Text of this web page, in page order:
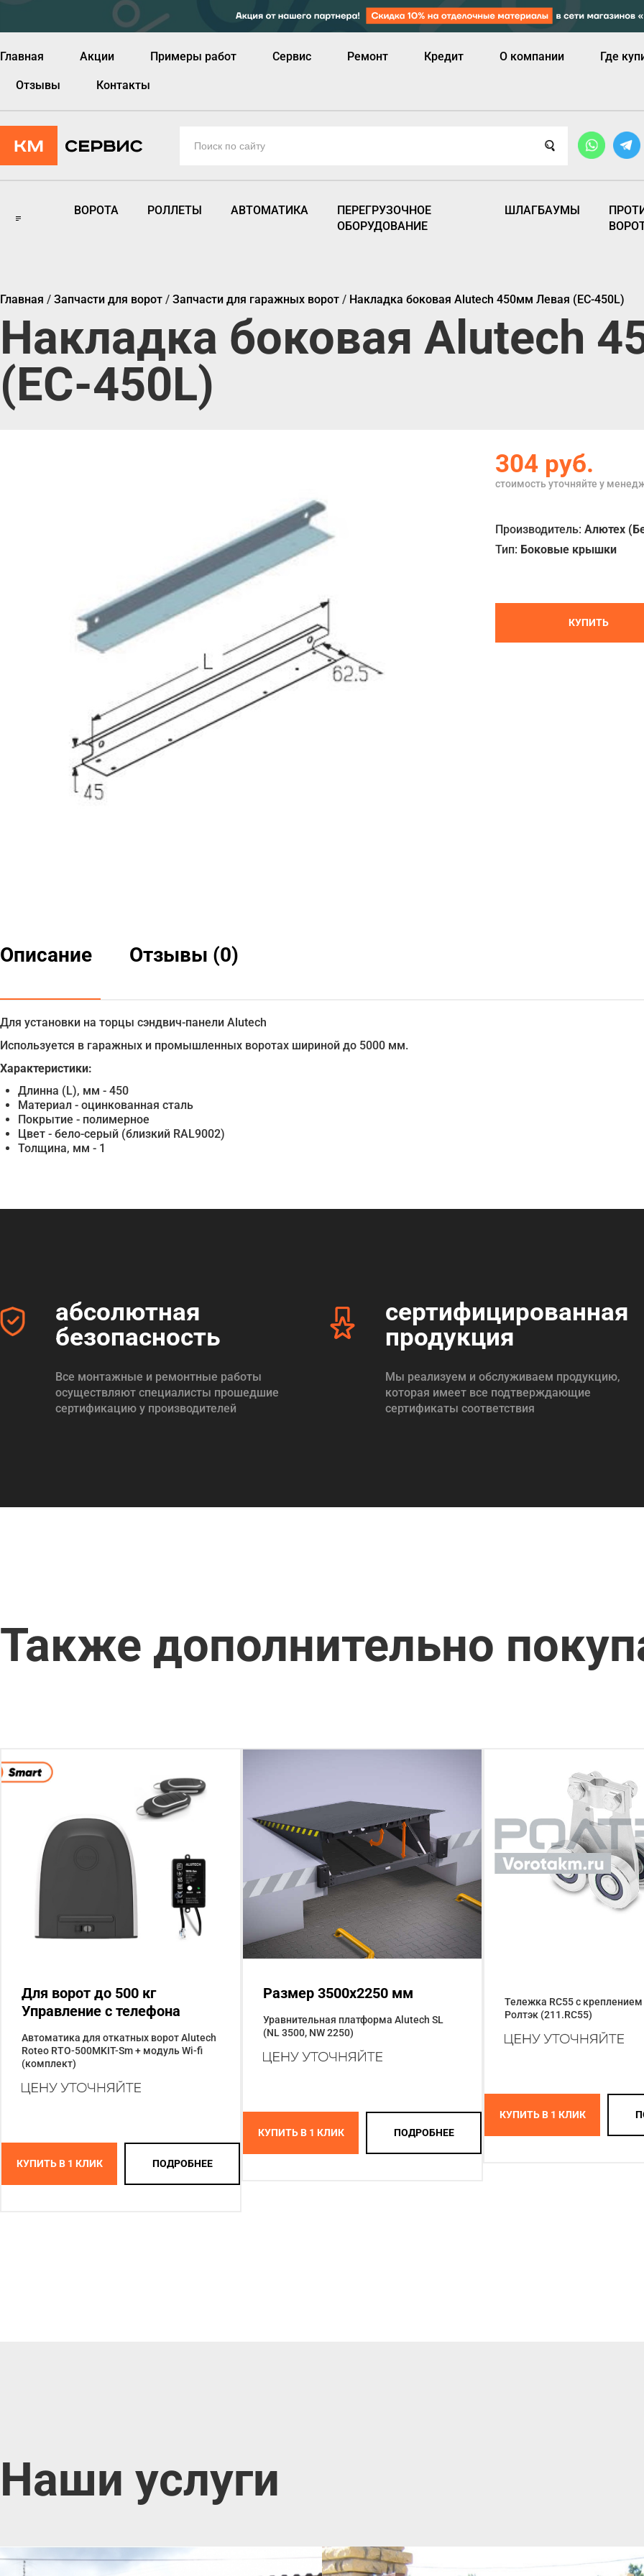
Главная Акции Примеры работ Сервис Ремонт Кредит О компании Где
Отзывы Контакты
ВОРОТА РОЛЛЕТЫ АВТОМАТИКА
ПЕРЕГРУЗОЧНОЕ
ОБОРУДОВАНИЕ
ШЛАГБАУМЫ
Главная / Запчасти для ворот / Запчасти для гаражных ворот / Накладка боковая Alutech 450мм Левая (EC-450L)
Накладка боковая Alutech
(EC-450L)
304 руб.
стоимость уточняйте у
Производитель:Алютех
Тип: Боковые крышки
КУПИТЬ
Описание Отзывы (0)
Для установки на торцы сэндвич-панели Alutech
Используется в гаражных и промышленных воротах шириной до 5000 мм.
Характеристики:
Длинна (L), мм - 450
Материал - оцинкованная сталь
Покрытие - полимерное
Цвет - бело-серый (близкий RAL9002)
Толщина, мм - 1
абсолютная
безопасность
Все монтажные и ремонтные работы
осуществляют специалисты прошедшие
сертификацию у производителей
сертифицированная
продукция
Мы реализуем и обслуживаем продукцию,
которая имеет все подтверждающие
сертификаты соответствия
Также дополнительно
Для ворот до 500 кг
Управление с телефона
Автоматика для откатных ворот Alutech
Roteo RTO-500MKIT-Sm + модуль Wi-fi
(комплект)
КУПИТЬ В 1 КЛИК ПОДРОБНЕЕ
Размер 3500x2250 мм
Уравнительная платформа Alutech SL
(NL 3500, NW 2250)
КУПИТЬ В 1 КЛИК ПОДРОБНЕЕ
Тележка RC55 с
Ролтэк (211.RC55)
КУПИТЬ В 1 КЛИК
Наши услуги